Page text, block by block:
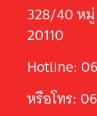
328/40 ห
20110
Hotline:
หรือโทร: